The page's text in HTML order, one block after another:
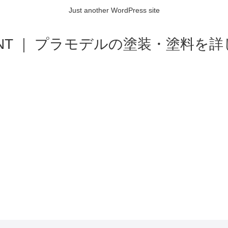
Just another WordPress site
｜ プラモデルの塗装・塗料を詳